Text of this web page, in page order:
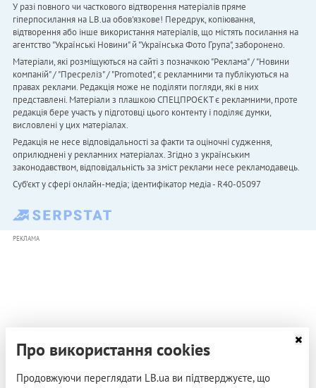
У разі повного чи часткового відтворення матеріалів пряме
гіперпосилання на LB.ua обов'язкове! Передрук, копіювання,
відтворення або інше використання матеріалів, що містять посилання на
агентство "Українськi Новини" й "Українська Фото Група", заборонено.
Матеріали, які розміщуються на сайті з позначкою "Реклама" / "Новини
компаній" / "Пресреліз" / "Promoted", є рекламними та публікуються на
правах реклами. Редакція може не поділяти погляди, які в них
представлені. Матеріали з плашкою СПЕЦПРОЄКТ є рекламними, проте
редакція бере участь у підготовці цього контенту і поділяє думки,
висловлені у цих матеріалах.
Редакція не несе відповідальності за факти та оціночні судження,
оприлюднені у рекламних матеріалах. Згідно з українським
законодавством, відповідальність за зміст реклами несе рекламодавець.
Cуб'єкт у сфері онлайн-медіа; ідентифікатор медіа - R40-05097
РЕКЛАМА
Про використання cookies
Продовжуючи переглядати LB.ua ви підтверджуєте, що